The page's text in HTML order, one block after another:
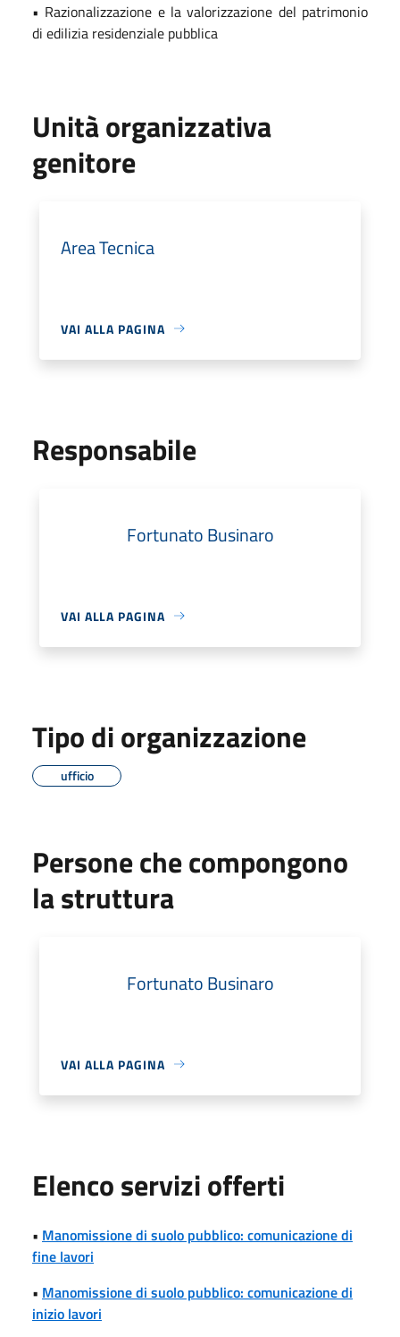
• Razionalizzazione e la valorizzazione del patrimonio
di edilizia residenziale pubblica
Unità organizzativa
genitore
Area Tecnica
VAI ALLA PAGINA
Responsabile
Fortunato Businaro
VAI ALLA PAGINA
Tipo di organizzazione
ufficio
Persone che compongono
la struttura
Fortunato Businaro
VAI ALLA PAGINA
Elenco servizi offerti
• Manomissione di suolo pubblico: comunicazione di
fine lavori
• Manomissione di suolo pubblico: comunicazione di
inizio lavori